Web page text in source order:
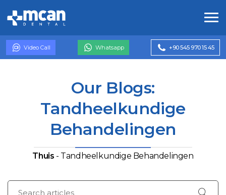
Video Call Whatsapp +90 545 970 15 45
Our Blogs:
Tandheelkundige
Behandelingen
Thuis - Tandheelkundige Behandelingen